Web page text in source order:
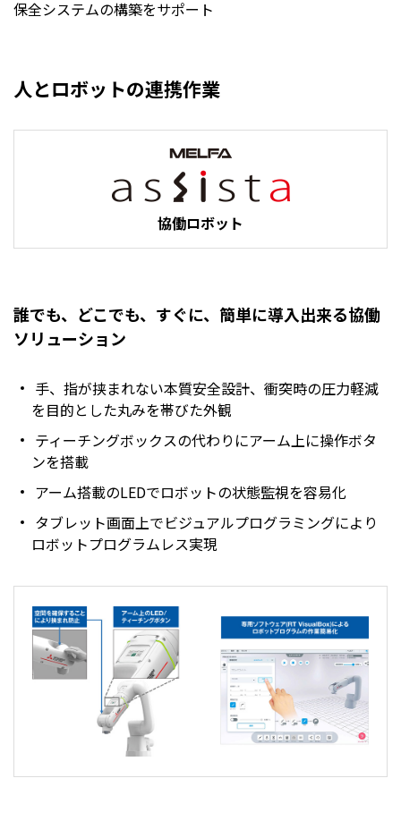
保全システムの構築をサポート
人とロボットの連携作業
協働ロボット
誰でも、どこでも、すぐに、簡単に導入出来る協働
ソリューション
手、指が挟まれない本質安全設計、衝突時の圧力軽減
を目的とした丸みを帯びた外観
ティーチングボックスの代わりにアーム上に操作ボタ
ンを搭載
アーム搭載のLEDでロボットの状態監視を容易化
タブレット画面上でビジュアルプログラミングにより
ロボットプログラムレス実現